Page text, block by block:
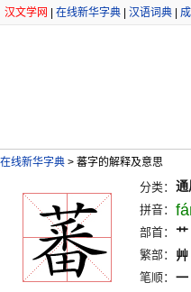
汉文学网 在线新华字典 汉语词典
在线新华字典 > 蕃字的解释及意思
分类： 通
拼音：
部首： 艹
繁部：
艸
笔顺： 一